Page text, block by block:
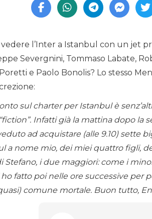
l’Inter a Istanbul con un jet
Severgnini, Tommaso Labate,
e Paolo Bonolis? Lo stesso
sul charter per Istanbul è
Infatti già la mattina dopo la
ad acquistare (alle 9.10) sette
a nome mio, dei miei quattro figli,
Stefano, i due maggiori: come i
ho fatto poi nelle ore successive per
comune mortale. Buon tutto,